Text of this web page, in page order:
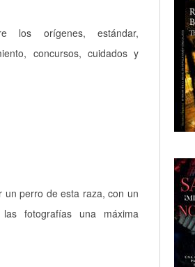
los orígenes, estándar,
concursos, cuidados y
un perro de esta raza, con un
fotografías una máxima